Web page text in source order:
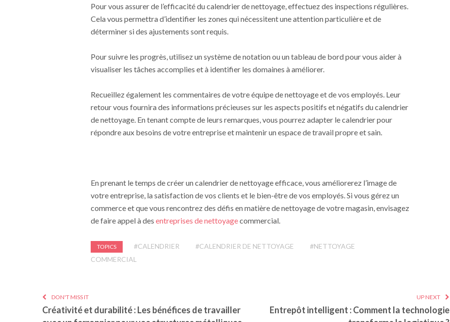
Pour vous assurer de l’efficacité du calendrier de nettoyage, effectuez des inspections régulières.
Cela vous permettra d’identifier les zones qui nécessitent une attention particulière et de
déterminer si des ajustements sont requis.
Pour suivre les progrès, utilisez un système de notation ou un tableau de bord pour vous aider à
visualiser les tâches accomplies et à identifier les domaines à améliorer.
Recueillez également les commentaires de votre équipe de nettoyage et de vos employés. Leur
retour vous fournira des informations précieuses sur les aspects positifs et négatifs du calendrier
de nettoyage. En tenant compte de leurs remarques, vous pourrez adapter le calendrier pour
répondre aux besoins de votre entreprise et maintenir un espace de travail propre et sain.
En prenant le temps de créer un calendrier de nettoyage efficace, vous améliorerez l’image de
votre entreprise, la satisfaction de vos clients et le bien-être de vos employés. Si vous gérez un
commerce et que vous rencontrez des défis en matière de nettoyage de votre magasin, envisagez
de faire appel à des entreprises de nettoyagecommercial.
TOPICS #CALENDRIER #CALENDRIER DE NETTOYAGE
#NETTOYAGE
COMMERCIAL
DON'T MISS IT
Créativité et durabilité : Les bénéfices de travailler
UP NEXT
Entrepôt intelligent : Comment la technologie